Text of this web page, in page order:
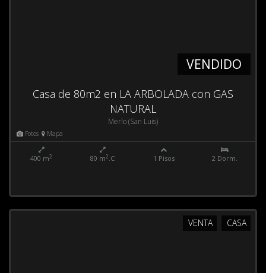
VENDIDO
Casa de 80m2 en LA ARBOLADA con GAS
NATURAL
Merlo (San Luis)
Fotos Mapa
400 m2 80 m2.C 1 Pisos 2 Dorm.
CASA
VENTA